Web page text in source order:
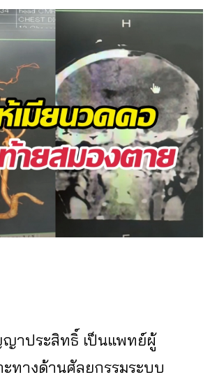
าประสิทธิ์ เป็นแพทย์ผู้
ะทางด้านศัลยกรรมระบบ